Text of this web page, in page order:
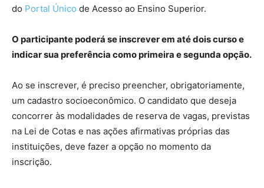
do Portal Único de Acesso ao Ensino Superior.
O participante poderá se inscrever em até dois curso e
indicar sua preferência como primeira e segunda opção.
Ao se inscrever, é preciso preencher, obrigatoriamente,
um cadastro socioeconômico. O candidato que deseja
concorrer às modalidades de reserva de vagas, previstas
na Lei de Cotas e nas ações afirmativas próprias das
instituições, deve fazer a opção no momento da
inscrição.